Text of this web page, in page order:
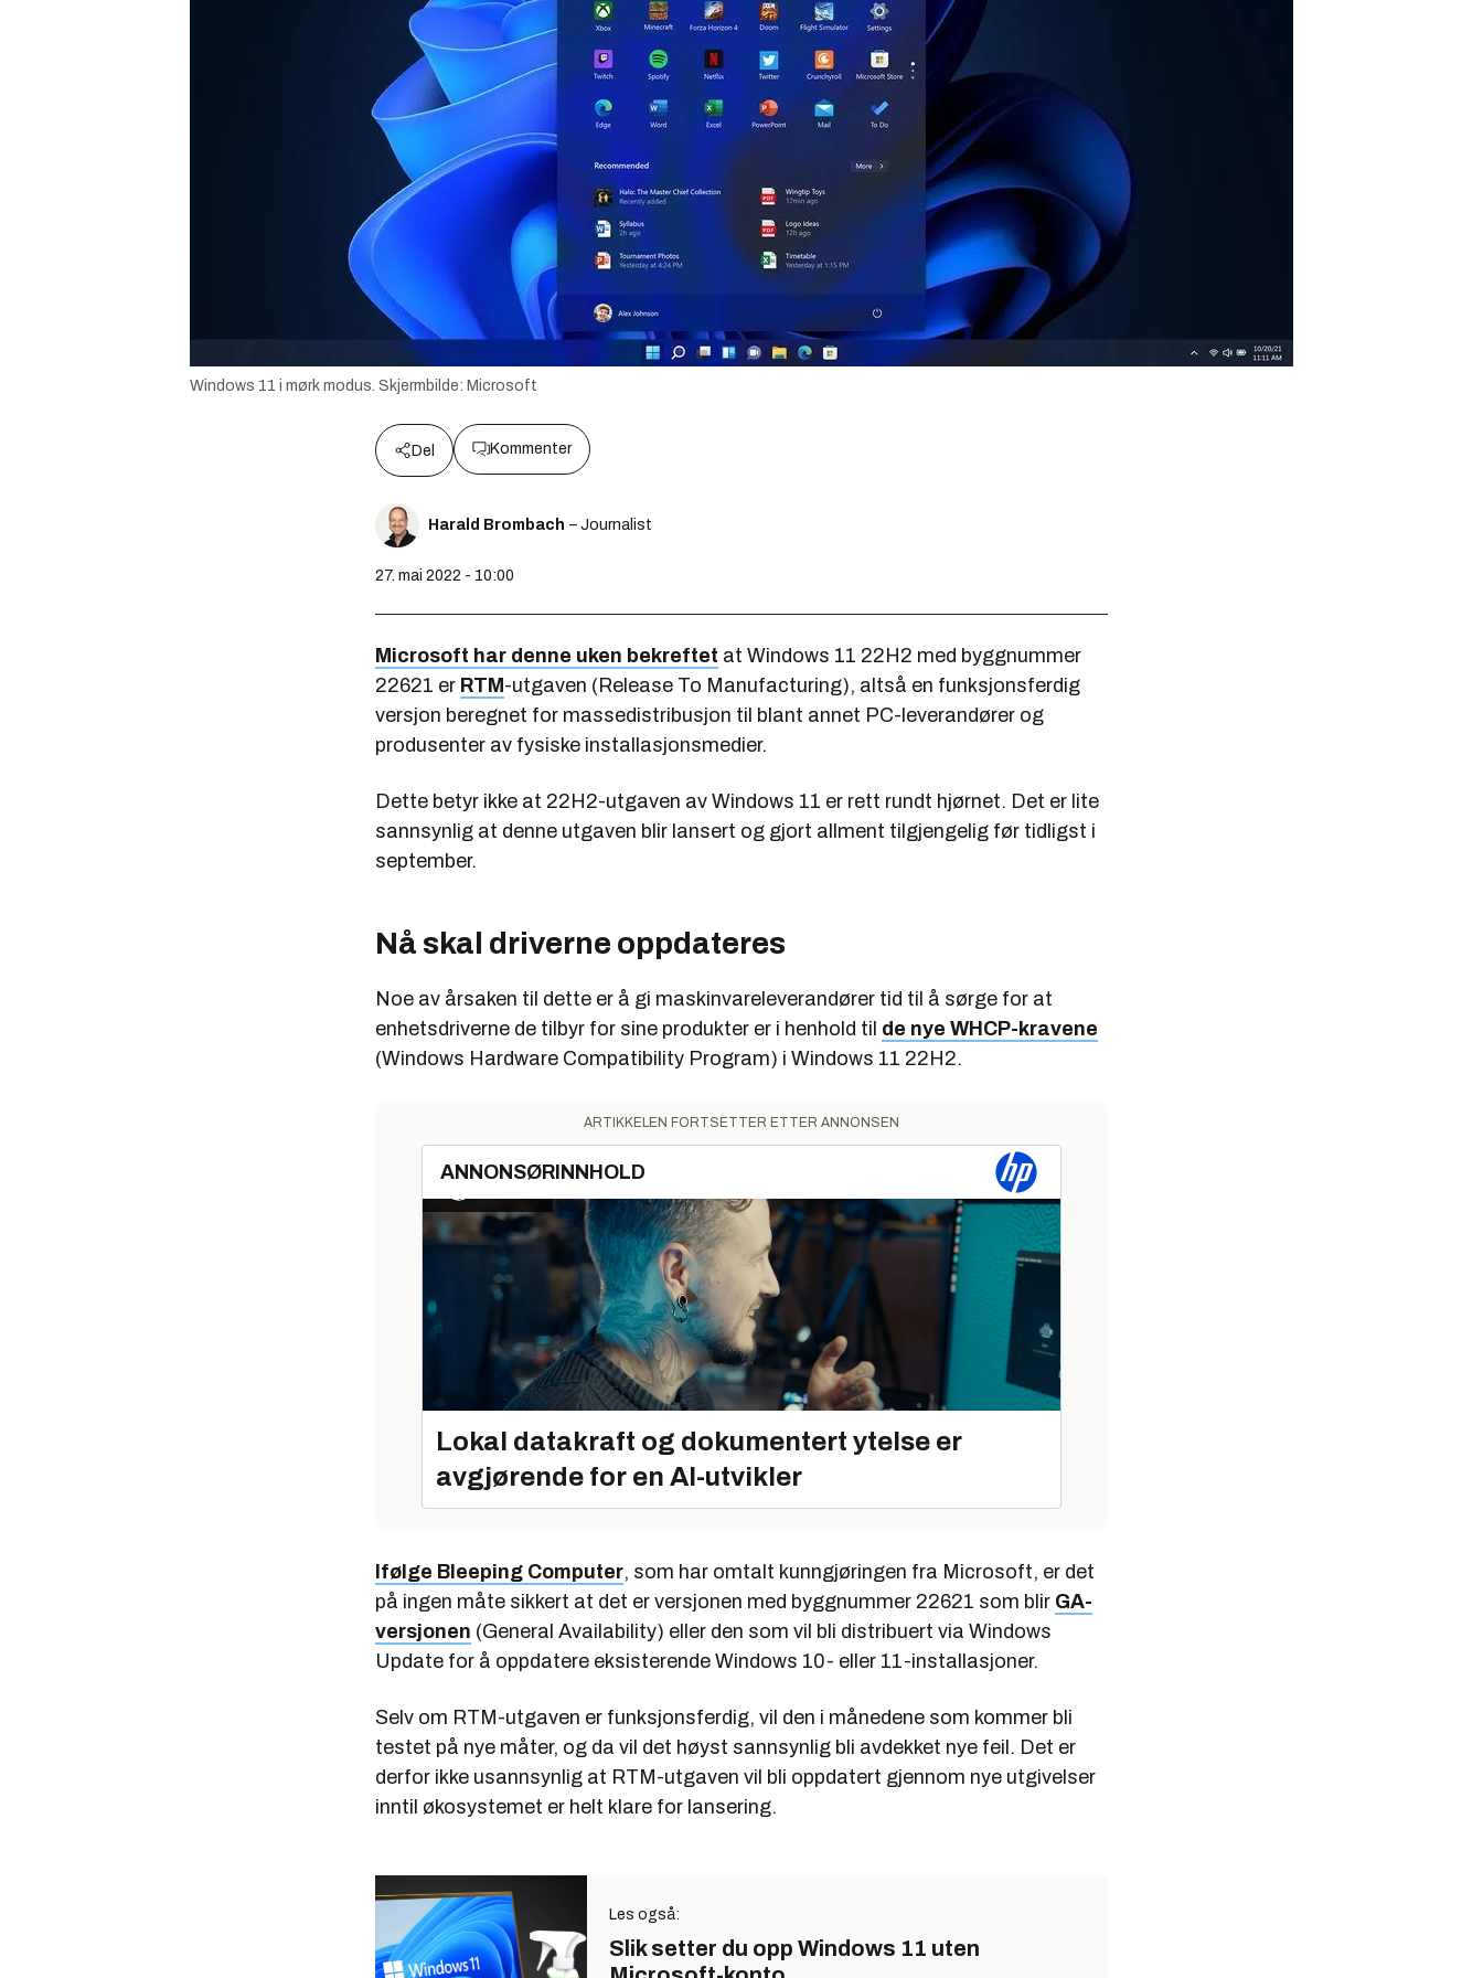
Windows 11 i mørk modus. Skjermbilde: Microsoft
Del Kommenter
Harald Brombach – Journalist
27. mai 2022 - 10:00
Microsoft har denne uken bekreftet at Windows 11 22H2 med byggnummer
22621 er RTM -utgaven (Release To Manufacturing), altså en funksjonsferdig
versjon beregnet for massedistribusjon til blant annet PC-leverandører og
produsenter av fysiske installasjonsmedier.
Dette betyr ikke at 22H2-utgaven av Windows 11 er rett rundt hjørnet. Det er lite
sannsynlig at denne utgaven blir lansert og gjort allment tilgjengelig før tidligst i
september.
Nå skal driverne oppdateres
Noe av årsaken til dette er å gi maskinvareleverandører tid til å sørge for at
enhetsdriverne de tilbyr for sine produkter er i henhold til de nye WHCP-kravene
(Windows Hardware Compatibility Program) i Windows 11 22H2.
ARTIKKELEN FORTSETTER ETTER ANNONSEN
ANNONSØRINNHOLD
Lokal datakraft og dokumentert ytelse er
avgjørende for en AI-utvikler
Ifølge Bleeping Computer, som har omtalt kunngjøringen fra Microsoft, er det
på ingen måte sikkert at det er versjonen med byggnummer 22621 som blir GA-
versjonen (General Availability) eller den som vil bli distribuert via Windows
Update for å oppdatere eksisterende Windows 10- eller 11-installasjoner.
Selv om RTM-utgaven er funksjonsferdig, vil den i månedene som kommer bli
testet på nye måter, og da vil det høyst sannsynlig bli avdekket nye feil. Det er
derfor ikke usannsynlig at RTM-utgaven vil bli oppdatert gjennom nye utgivelser
inntil økosystemet er helt klare for lansering.
Les også:
Slik setter du opp Windows 11 uten